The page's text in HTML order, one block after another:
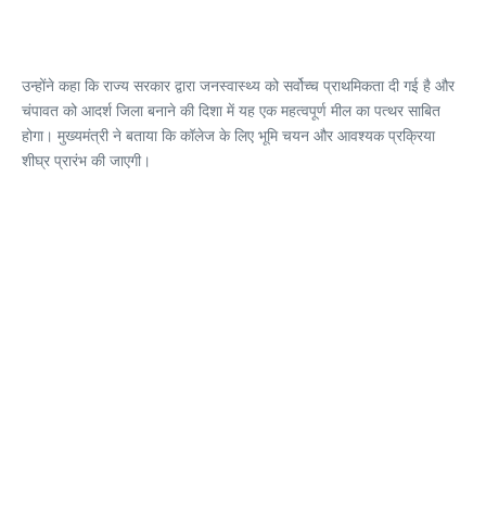
उन्होंने कहा कि राज्य सरकार द्वारा जनस्वास्थ्य को सर्वोच्च प्राथमिकता दी गई है और
चंपावत को आदर्श जिला बनाने की दिशा में यह एक महत्वपूर्ण मील का पत्थर साबित
होगा। मुख्यमंत्री ने बताया कि कॉलेज के लिए भूमि चयन और आवश्यक प्रक्रिया
शीघ्र प्रारंभ की जाएगी।